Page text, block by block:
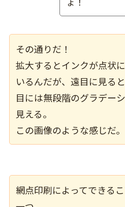
その通りだ！
拡大するとインクが点状
いるんだが、遠目に見る
目には無段階のグラデー
見える。
この画像のような感じだ。
網点印刷によってできる